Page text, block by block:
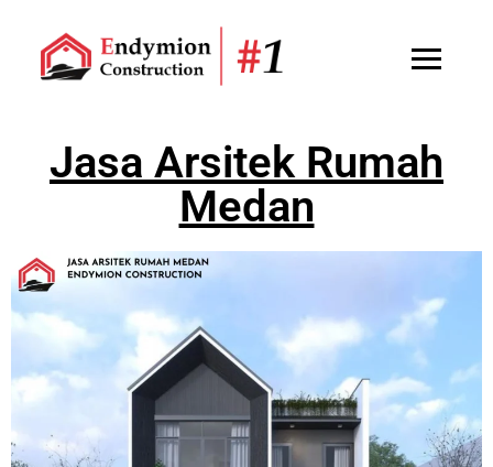
Jasa Arsitek Rumah
Medan